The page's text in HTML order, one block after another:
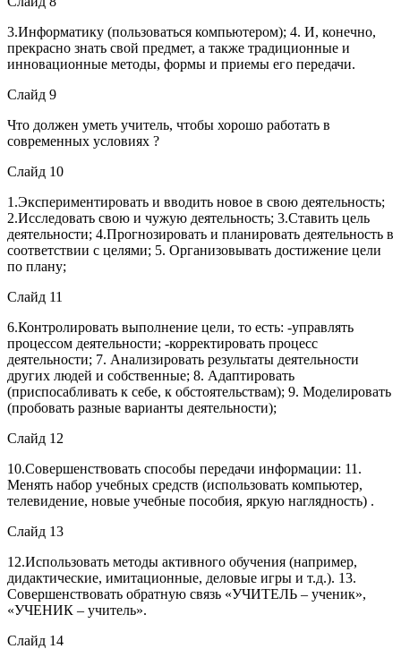
3.Информатику (пользоваться компьютером); 4. И, конечно,
прекрасно знать свой предмет, а также традиционные и
инновационные методы, формы и приемы его передачи.
Слайд 9
Что должен уметь учитель, чтобы хорошо работать в
современных условиях ?
Слайд 10
1.Экспериментировать и вводить новое в свою деятельность;
2.Исследовать свою и чужую деятельность; 3.Ставить цель
деятельности; 4.Прогнозировать и планировать деятельность в
соответствии с целями; 5. Организовывать достижение цели
по плану;
Слайд 11
6.Контролировать выполнение цели, то есть: -управлять
процессом деятельности; -корректировать процесс
деятельности; 7. Анализировать результаты деятельности
других людей и собственные; 8. Адаптировать
(приспосабливать к себе, к обстоятельствам); 9. Моделировать
(пробовать разные варианты деятельности);
Слайд 12
10.Совершенствовать способы передачи информации: 11.
Менять набор учебных средств (использовать компьютер,
телевидение, новые учебные пособия, яркую наглядность) .
Слайд 13
12.Использовать методы активного обучения (например,
дидактические, имитационные, деловые игры и т.д.). 13.
Совершенствовать обратную связь «УЧИТЕЛЬ – ученик»,
«УЧЕНИК – учитель».
Слайд 14